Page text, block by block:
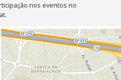
nos eventos no